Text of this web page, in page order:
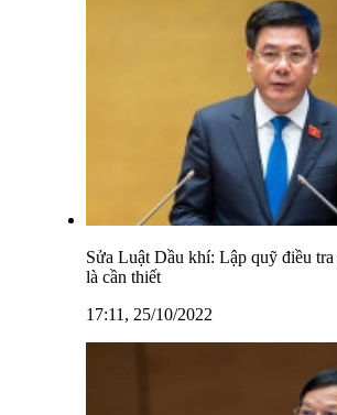
Sửa Luật Dầu khí: Lập quỹ điều
là cần thiết
17:11, 25/10/2022